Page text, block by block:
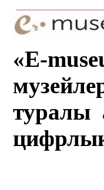
«E-
туралы